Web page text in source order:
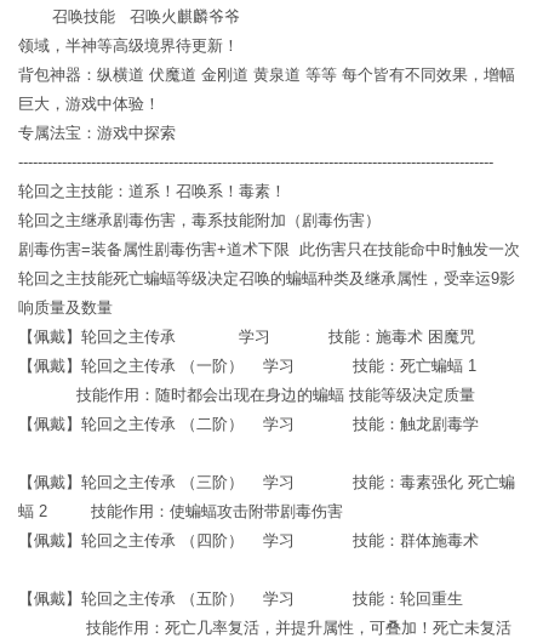
召唤技能 召唤火麒麟爷爷
领域，半神等高级境界待更新！
背包神器：纵横道 伏魔道 金刚道 黄泉道 等等 每个皆有不同效果，增幅
巨大，游戏中体验！
专属法宝：游戏中探索
--------------------------------------------------------------------------------------------------
轮回之主技能：道系！召唤系！毒素！
轮回之主继承剧毒伤害，毒系技能附加（剧毒伤害）
剧毒伤害=装备属性剧毒伤害+道术下限 此伤害只在技能命中时触发一次
轮回之主技能死亡蝙蝠等级决定召唤的蝙蝠种类及继承属性，受幸运9影
响质量及数量
【佩戴】轮回之主传承 学习 技能：施毒术 困魔咒
【佩戴】轮回之主传承 （一阶） 学习 技能：死亡蝙蝠 1
技能作用：随时都会出现在身边的蝙蝠 技能等级决定质量
【佩戴】轮回之主传承 （二阶） 学习 技能：触龙剧毒学
【佩戴】轮回之主传承 （三阶） 学习 技能：毒素强化 死亡蝙
蝠 2 技能作用：使蝙蝠攻击附带剧毒伤害
【佩戴】轮回之主传承 （四阶） 学习 技能：群体施毒术
【佩戴】轮回之主传承 （五阶） 学习 技能：轮回重生
技能作用：死亡几率复活，并提升属性，可叠加！死亡未复活